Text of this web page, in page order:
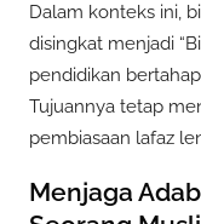
Dalam konteks ini,
disingkat menjadi
pendidikan
Tujuannya tetap
pembiasaan lafaz
Menjaga